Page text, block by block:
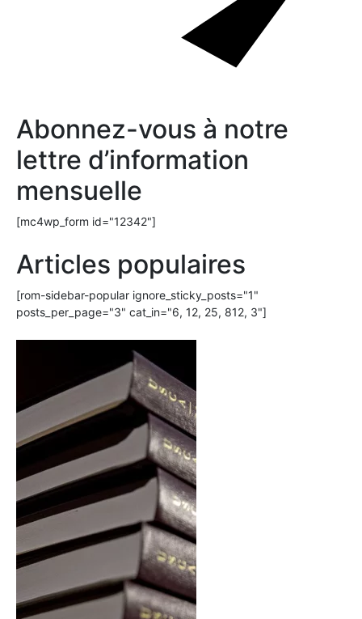
Abonnez-vous à notre
lettre d’information
mensuelle
[mc4wp_form id="12342"]
Articles populaires
[rom-sidebar-popular ignore_sticky_posts="1"
posts_per_page="3" cat_in="6, 12, 25, 812, 3"]